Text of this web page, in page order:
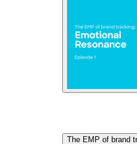
The EMP of brand